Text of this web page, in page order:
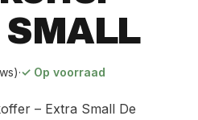
·✓ Op voorraad
– Extra Small De